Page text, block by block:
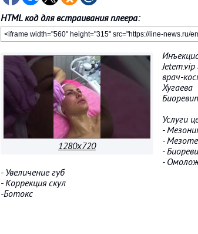
HTML код для встраивания плеера:
1280x720
врач-
Хугаева
Услуги
-
-
-
-
- Увеличение губ
- Коррекция скул
-Ботокс